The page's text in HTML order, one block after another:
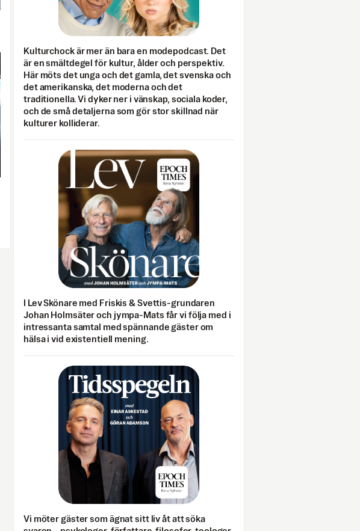
Kulturchock är mer än bara en modepodcast. Det
är en smältdegel för kultur, ålder och perspektiv.
Här möts det unga och det gamla, det svenska och
det amerikanska, det moderna och det
traditionella. Vi dyker ner i vänskap, sociala koder,
och de små detaljerna som gör stor skillnad när
kulturer kolliderar.
I Lev Skönare med Friskis & Svettis-grundaren
Johan Holmsäter och jympa-Mats får vi följa med i
intressanta samtal med spännande gäster om
hälsa i vid existentiell mening.
Vi möter gäster som ägnat sitt liv åt att söka